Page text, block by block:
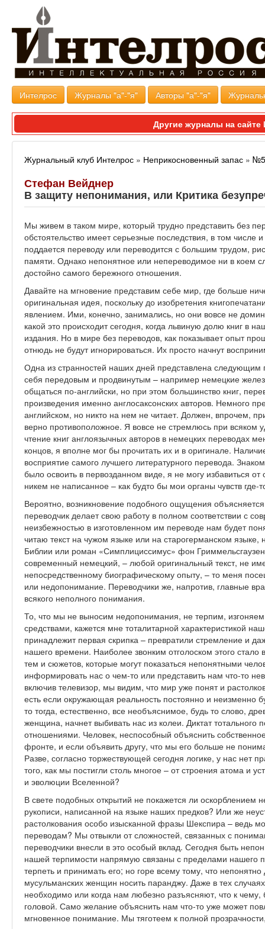
Интелрос Журналы "а"-"я" Авторы "а"-"я"
Другие журналы на
Журнальный клуб Интелрос » Неприкосновенный запас »
Стефан Вейднер
В защиту непонимания, или Критика
Мы живем в таком мире, который трудно представить без
обстоятельство имеет серьезные последствия, в том
поддается переводу или переводится с большим трудом,
памяти. Однако непонятное или непереводимое ни в коем
достойно самого бережного отношения.
Давайте на мгновение представим себе мир, где больше
оригинальная идея, поскольку до изобретения
явлением. Ими, конечно, занимались, но они вовсе не
какой это происходит сегодня, когда львиную долю книг в
издания. Но в мире без переводов, как показывает опыт
отнюдь не будут игнорироваться. Их просто начнут
Одна из странностей наших дней представлена следующим
себя передовым и продвинутым – например немецкие
общаться по-английски, но при этом большинство книг,
произведения именно англосаксонских авторов. Немного
английском, но никто на нем не читает. Должен, впрочем,
верно противоположное. Я вовсе не стремлюсь при всяком
чтение книг англоязычных авторов в немецких переводах
концов, я вполне мог бы прочитать их и в оригинале.
восприятие самого лучшего литературного перевода.
было освоить в первозданном виде, я не могу избавиться
никем не написанное – как будто бы мои органы чувств где-
Вероятно, возникновение подобного ощущения
переводчик делает свою работу в полном соответствии с
неизбежностью в изготовленном им переводе нам будет
читаю текст на чужом языке или на старогерманском
Библии или роман «Симплициссимус» фон
современный немецкий, – любой оригинальный текст, не
непосредственному биографическому опыту, – то меня
или недопонимание. Переводчики же, напротив, главные
всякого неполного понимания.
То, что мы не выносим недопонимания, не терпим,
средствами, кажется мне тоталитарной характеристикой
принадлежит первая скрипка – превратили стремление и
нашего времени. Наиболее звонким отголоском этого стало
тем и сюжетов, которые могут показаться непонятными
информировать нас о чем-то или представить нам что-то
включив телевизор, мы видим, что мир уже понят и
есть если окружающая реальность постоянно и неизменно
то тогда, естественно, все необъяснимое, будь то слово,
женщина, начнет выбивать нас из колеи. Диктат
отношениями. Человек, неспособный объяснить
фронте, и если объявить другу, что мы его больше не
Разве, согласно торжествующей сегодня логике, у нас нет
того, как мы постигли столь многое – от строения атома и
и эволюции Вселенной?
В свете подобных открытий не покажется ли оскорблением
рукописи, написанной на языке наших предков? Или же
растолкования особо изысканной фразы Шекспира – ведь
переводам? Мы отвыкли от сложностей, связанных с
переводчики внесли в это особый вклад. Сегодня быть
нашей терпимости напрямую связаны с пределами нашего
терпеть и принимать его; но горе всему тому, что
мусульманских женщин носить паранджу. Даже в тех
необходимо или когда нам любезно разъясняют, что к чему,
головой. Само желание объяснить нам что-то уже может
мгновенное понимание. Мы тяготеем к полной